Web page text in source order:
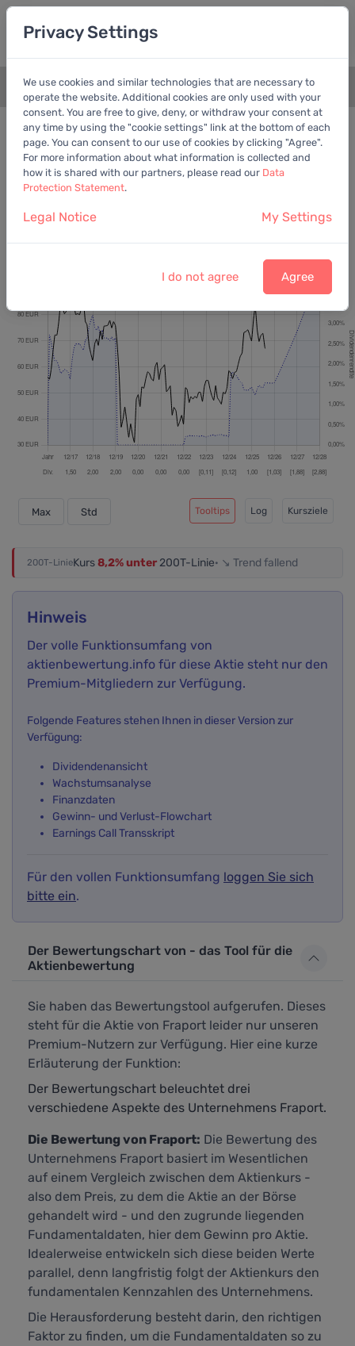
+
Bewertungschart Dividende
Empfohlen: EV/EBITDA
Fraport AG 67,05 EUR vom6.8.2026
Max Std Tooltips Log Kursziele
200T-LinieKurs8,2% unter200T-Linie· ↘ Trend fallend
Hinweis
Der volle Funktionsumfang von
aktienbewertung.info für diese Aktie steht nur den
Premium-Mitgliedern zur Verfügung.
Folgende Features stehen Ihnen in dieser Version zur
Verfügung:
Dividendenansicht
Wachstumsanalyse
Finanzdaten
Gewinn- und Verlust-Flowchart
Earnings Call Transskript
Für den vollen Funktionsumfang loggen Sie sich
bitte ein.
Der Bewertungschart von - das Tool für die
Aktienbewertung
Sie haben das Bewertungstool aufgerufen. Dieses
steht für die Aktie von Fraport leider nur unseren
Premium-Nutzern zur Verfügung. Hier eine kurze
Erläuterung der Funktion:
Der Bewertungschart beleuchtet drei
verschiedene Aspekte des Unternehmens Fraport.
Die Bewertung von Fraport: Die Bewertung des
Unternehmens Fraport basiert im Wesentlichen
auf einem Vergleich zwischen dem Aktienkurs -
also dem Preis, zu dem die Aktie an der Börse
gehandelt wird - und den zugrunde liegenden
Fundamentaldaten, hier dem Gewinn pro Aktie.
Idealerweise entwickeln sich diese beiden Werte
parallel, denn langfristig folgt der Aktienkurs den
fundamentalen Kennzahlen des Unternehmens.
Die Herausforderung besteht darin, den richtigen
Faktor zu finden, um die Fundamentaldaten so zu
Privacy Settings
We use cookies and similar technologies that are necessary to
operate the website. Additional cookies are only used with your
consent. You are free to give, deny, or withdraw your consent at
any time by using the "cookie settings" link at the bottom of each
page. You can consent to our use of cookies by clicking "Agree".
For more information about what information is collected and
how it is shared with our partners, please read our Data
Protection Statement.
Legal Notice My Settings
I do not agree Agree